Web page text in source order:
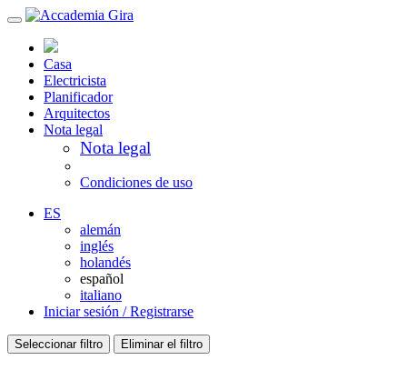
Casa
Electricista
Planificador
Arquitectos
Nota legal
Nota legal
Condiciones de uso
ES
alemán
inglés
holandés
español
italiano
Iniciar sesión / Registrarse
Seleccionar filtro Eliminar el filtro